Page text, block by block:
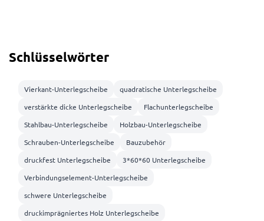
Schlüsselwörter
Vierkant-Unterlegscheibe
quadratische Unterlegscheibe
verstärkte dicke Unterlegscheibe
Flachunterlegscheibe
Stahlbau-Unterlegscheibe
Holzbau-Unterlegscheibe
Schrauben-Unterlegscheibe
Bauzubehör
druckfest Unterlegscheibe
3*60*60 Unterlegscheibe
Verbindungselement-Unterlegscheibe
schwere Unterlegscheibe
druckimprägniertes Holz Unterlegscheibe